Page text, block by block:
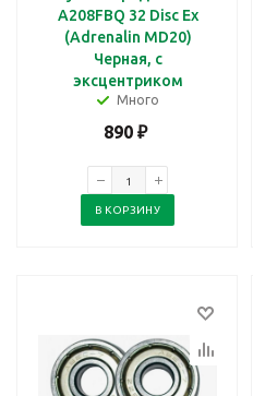
A208FBQ 32 Disc Ex
(Adrenalin MD20)
Черная, с
эксцентриком
Много
890 ₽
В КОРЗИНУ